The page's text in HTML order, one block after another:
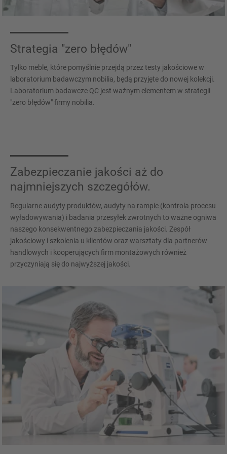
Strategia "zero błędów"
Tylko meble, które pomyślnie przejdą przez testy jakościowe w
laboratorium badawczym nobilia, będą przyjęte do nowej kolekcji.
Laboratorium badawcze QC jest ważnym elementem w strategii
"zero błędów" firmy nobilia.
Zabezpieczanie jakości aż do
najmniejszych szczegółów.
Regularne audyty produktów, audyty na rampie (kontrola procesu
wyładowywania) i badania przesyłek zwrotnych to ważne ogniwa
naszego konsekwentnego zabezpieczania jakości. Zespół
jakościowy i szkolenia u klientów oraz warsztaty dla partnerów
handlowych i kooperujących firm montażowych również
przyczyniają się do najwyższej jakości.